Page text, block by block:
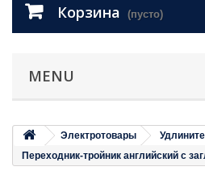
Корзина (пусто)
MENU
Электротовары
Переходник-тройник английский с